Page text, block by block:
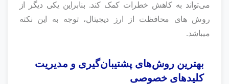
می‌تواند به کاهش خطرات کمک کند. بنابراین یکی دیگر از
روش های محافظت از ارز دیجیتال، توجه به این نکته
میباشد.
بهترین روش‌های پشتیبان‌گیری و مدیریت
کلیدهای خصوصی